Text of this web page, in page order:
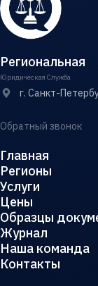
Региональная
Юридическая Служба
г. Санкт-
Обратный звонок
Главная
Регионы
Услуги
Цены
Образцы
Журнал
Наша команда
Контакты